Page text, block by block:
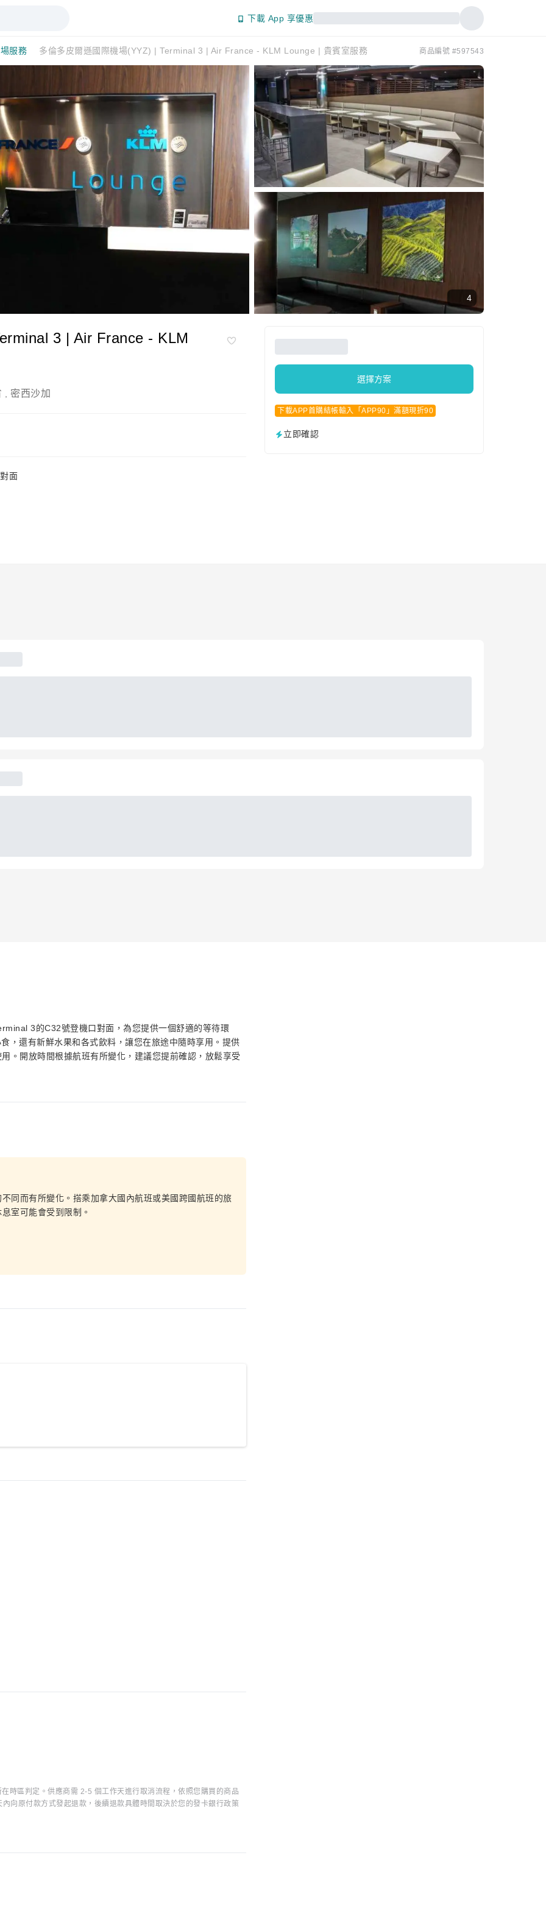
下載 App 享優惠
服務 多倫多皮爾遜國際機場(YYZ) | Terminal 3 | Air France - KLM Lounge | 貴賓室服務 商品編號 #597543
4
3 | Air France - KLM
密西沙加
面
選擇方案
下載APP首購結帳輸入「APP90」滿額現折90
立即確認
3的C32號登機口對面，為您提供一個舒適的等待環
，還有新鮮水果和各式飲料，讓您在旅途中隨時享用。提供
。開放時間根據航班有所變化，建議您提前確認，放鬆享受
同而有所變化。搭乘加拿大國內航班或美國跨國航班的旅
室可能會受到限制。
時區判定。供應商需 2-5 個工作天進行取消流程，依照您購買的商品
向原付款方式發起退款，後續退款具體時間取決於您的發卡銀行政策